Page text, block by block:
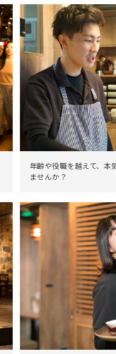
年齢や役職を越えて、本
ませんか？